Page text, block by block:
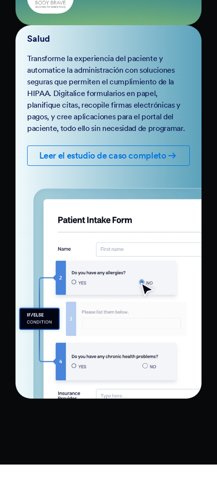
Salud
Transforme la experiencia del paciente y
automatice la administración con soluciones
seguras que permiten el cumplimiento de la
HIPAA. Digitalice formularios en papel,
planifique citas, recopile firmas electrónicas y
pagos, y cree aplicaciones para el portal del
paciente, todo ello sin necesidad de programar.
Leer el estudio de caso completo